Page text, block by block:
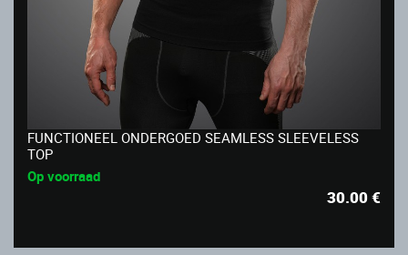
FUNCTIONEEL ONDERGOED SEAMLESS SLEEVELESS
TOP
Op voorraad
30.00€